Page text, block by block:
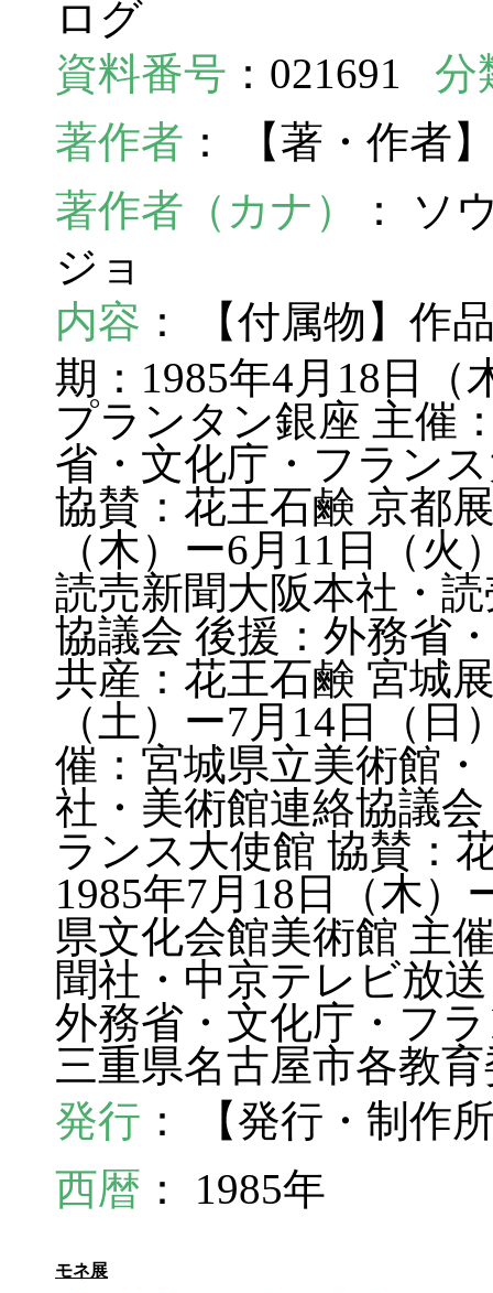
ログ
資料番号 ：021691 分
著作者 ： 【著・作者
著作者（カナ）
： ソ
ジョ
内容 ： 【付属物】作
期：1985年4月18日（
プランタン銀座 主催
省・文化庁・フラン
協賛：花王石鹸 京都
（木）ー6月11日（
読売新聞大阪本社・
協議会 後援：外務省
共産：花王石鹸 宮城
（土）ー7月14日（
催：宮城県立美術館
社・美術館連絡協議
ランス大使館 協賛：
1985年7月18日（木）
県文化会館美術館 主
聞社・中京テレビ放
外務省・文化庁・フ
三重県名古屋市各教
発行 ： 【発行・制作
西暦 ： 1985年
モネ展